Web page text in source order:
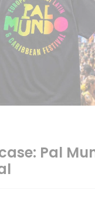
Pal